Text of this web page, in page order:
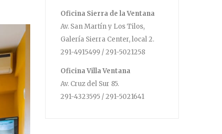
Oficina Sierra de la Ventana
Av. San Martín y Los Tilos,
Galería Sierra Center, local 2.
291-4915499 / 291-5021258
Oficina Villa Ventana
Av. Cruz del Sur 85.
291-4323595 / 291-5021641